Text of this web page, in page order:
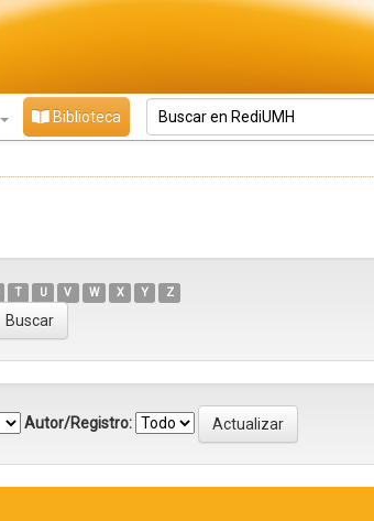
Biblioteca
T U V W X Y Z
Autor/Registro: